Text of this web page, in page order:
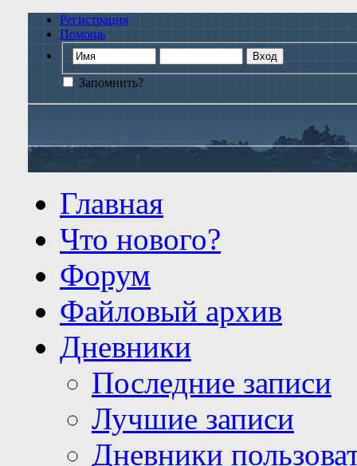
Регистрация
Помощь
Запомнить?
Главная
Что нового?
Форум
Файловый архив
Дневники
Последние записи
Лучшие записи
Дневники